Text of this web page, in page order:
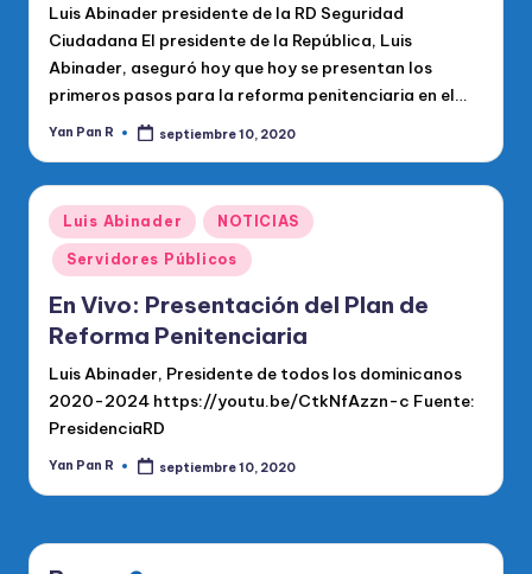
Luis Abinader presidente de la RD Seguridad
Ciudadana El presidente de la República, Luis
Abinader, aseguró hoy que hoy se presentan los
primeros pasos para la reforma penitenciaria en el…
Publicado
Yan Pan R septiembre 10, 2020
Publicado
en
Luis Abinader NOTICIAS
Servidores Públicos
En Vivo: Presentación del Plan de
Reforma Penitenciaria
Luis Abinader, Presidente de todos los dominicanos
2020-2024 https://youtu.be/CtkNfAzzn-c Fuente:
PresidenciaRD
Publicado
Yan Pan R septiembre 10, 2020